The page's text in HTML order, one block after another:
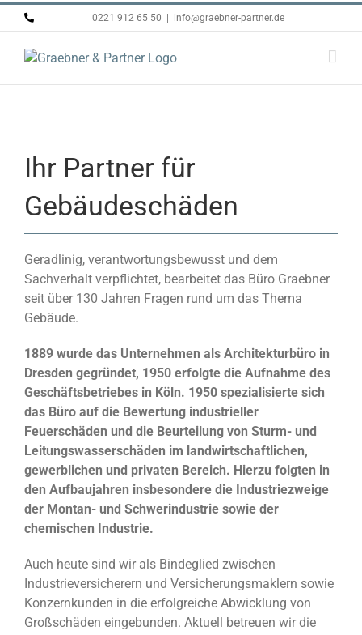
Skip
to
content
0221 912 65 50 info@graebner-partner.de
Ihr Partner für
Gebäudeschäden
Geradlinig, verantwortungsbewusst und dem
Sachverhalt verpflichtet, bearbeitet das Büro Graebner
seit über 130 Jahren Fragen rund um das Thema
Gebäude.
1889 wurde das Unternehmen als Architekturbüro in
Dresden gegründet, 1950 erfolgte die Aufnahme des
Geschäftsbetriebes in Köln. 1950 spezialisierte sich
das Büro auf die Bewertung industrieller
Feuerschäden und die Beurteilung von Sturm- und
Leitungswasserschäden im landwirtschaftlichen,
gewerblichen und privaten Bereich. Hierzu folgten in
den Aufbaujahren insbesondere die Industriezweige
der Montan- und Schwerindustrie sowie der
chemischen Industrie.
Auch heute sind wir als Bindeglied zwischen
Industrieversicherern und Versicherungsmaklern sowie
Konzernkunden in die erfolgreiche Abwicklung von
Großschäden eingebunden. Aktuell betreuen wir die